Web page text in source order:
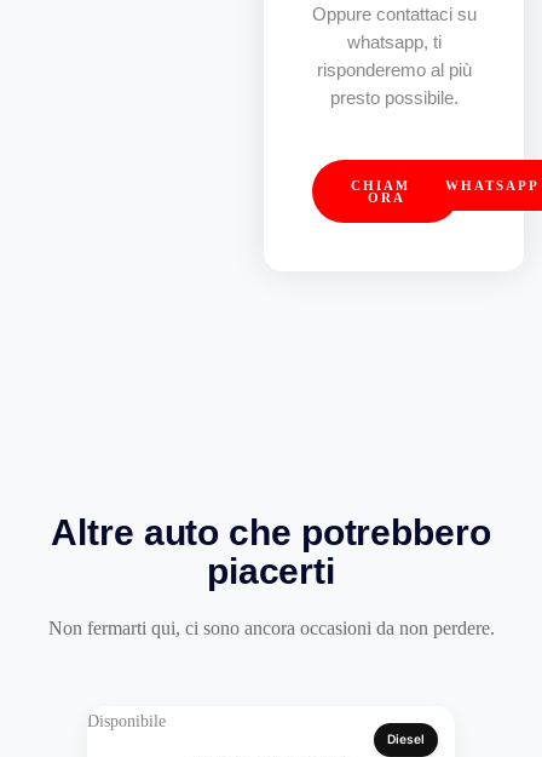
Oppure contattaci su
whatsapp, ti
risponderemo al più
presto possibile.
CHIAMA
ORA
WHATSAPP
Altre auto che potrebbero
piacerti
Non fermarti qui, ci sono ancora occasioni da non perdere.
Diesel
Disponibile